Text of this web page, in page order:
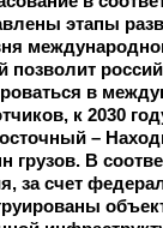
этапы
позволит
в
к 2030
–
грузов. В
за счет